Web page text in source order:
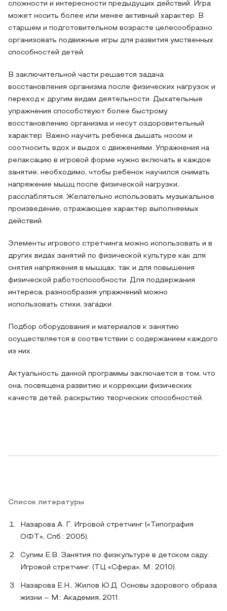
сложности и интересности предыдущих действий. Игра
может носить более или менее активный характер. В
старшем и подготовительном возрасте целесообразно
организовать подвижные игры для развития умственных
способностей детей.
В заключительной части решается задача
восстановления организма после физических нагрузок и
переход к другим видам деятельности. Дыхательные
упражнения способствуют более быстрому
восстановлению организма и несут оздоровительный
характер. Важно научить ребенка дышать носом и
соотносить вдох и выдох с движениями. Упражнения на
релаксацию в игровой форме нужно включать в каждое
занятие; необходимо, чтобы ребенок научился снимать
напряжение мышц после физической нагрузки,
расслабляться. Желательно использовать музыкальное
произведение, отражающее характер выполняемых
действий.
Элементы игрового стретчинга можно использовать и в
других видах занятий по физической культуре как для
снятия напряжения в мышцах, так и для повышения
физической работоспособности. Для поддержания
интереса, разнообразия упражнений можно
использовать стихи, загадки.
Подбор оборудования и материалов к занятию
осуществляется в соответствии с содержанием каждого
из них.
Актуальность данной программы заключается в том, что
она, посвящена развитию и коррекции физических
качеств детей, раскрытию творческих способностей.
Список литературы
Назарова А. Г. Игровой стретчинг («Типография
ОФТ», Спб.: 2005).
Сулим Е.В. Занятия по физкультуре в детском саду:
Игровой стретчинг. (ТЦ «Сфера», М.: 2010).
Назарова Е.Н., Жилов Ю.Д. Основы здорового образа
жизни – М.: Академия, 2011.